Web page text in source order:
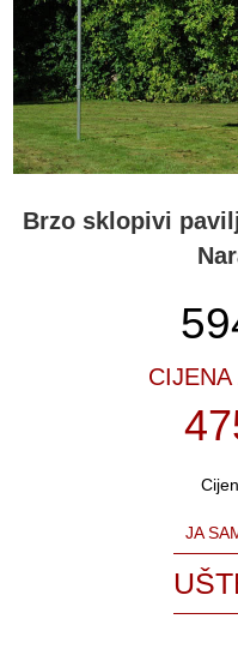
Brzo sklopivi
JA